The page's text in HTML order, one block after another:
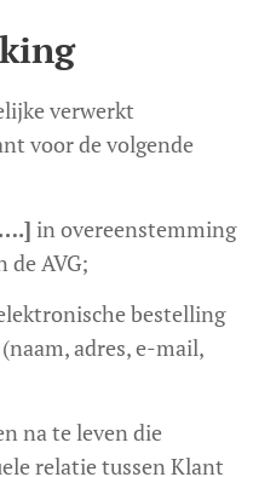
verwerkt
voor de volgende
in overeenstemming
de AVG;
bestelling
adres, e-mail,
na te leven die
relatie tussen Klant